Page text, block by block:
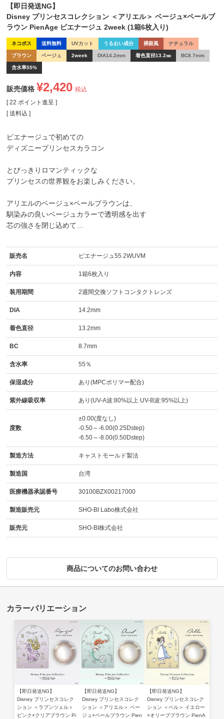
【即日発送NG】
Disney プリンセスコレクション ＜アリエル＞ ベージュ×ペールブ
ラウン PienAge ピエナージュ 2week (1箱6枚入り)
ネコポス 送料無料 UVカット うるおい成分 裸眼風 ナチュラル
ブラウン ベージュ 2week DIA14.2mm 着色直径13.2㎜ BC8.7mm
含水率55%
販売価格 ¥2,420 税込
[ 22 ポイント進呈 ]
送料込
ピエナージュで初めての
ディズニープリンセスカラコン
とびっきりロマンティックな
プリンセスの世界観をお楽しみください。
アリエルのベージュ×ペールブラウンは、
馴染みの良いベージュカラーで透明感を出す
芯の強さを閉じ込めて…
販売名 ピエナージュ55 2WUVM
内容 1箱6枚入り
装用期間 2週間交換ソフトコンタクトレンズ
DIA 14.2mm
着色直径 13.2mm
BC 8.7mm
含水率 55％
保湿成分 あり(MPCポリマー配合)
紫外線吸収率 あり(UV-A波:80%以上 UV-B波:95%以上)
度数
±0.00(度なし)
-0.50～-6.00(0.25Dstep)
-6.50～-8.00(0.50Dstep)
製造方法 キャストモールド製法
製造国 台湾
医療機器承認番号 30100BZX00217000
製造販売元 SHO-BI Labo株式会社
販売元 SHO-BI株式会社
商品についてのお問い合わせ
【即日発送NG】
Disney プリンセスコレク
ション ＜ラプンツェル＞
ピンク×クリアブラウン Pi
【即日発送NG】
Disney プリンセスコレク
ション ＜アリエル＞ ベー
ジュ×ペールブラウン Pien
【即日発送NG】
Disney プリンセスコレク
ション ＜ベル＞ イエロー
×オリーブブラウン PienA